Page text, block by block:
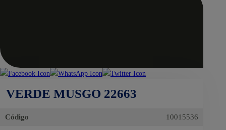
VERDE MUSGO 22663
Código 10015536